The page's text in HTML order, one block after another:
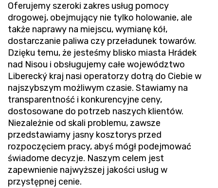
Oferujemy szeroki zakres usług pomocy
drogowej, obejmujący nie tylko holowanie, ale
także naprawy na miejscu, wymianę kół,
dostarczanie paliwa czy przeładunek towarów.
Dzięku temu, że jesteśmy blisko miasta Hrádek
nad Nisou i obsługujemy całe województwo
Liberecký kraj nasi operatorzy dotrą do Ciebie w
najszybszym możliwym czasie. Stawiamy na
transparentność i konkurencyjne ceny,
dostosowane do potrzeb naszych klientów.
Niezależnie od skali problemu, zawsze
przedstawiamy jasny kosztorys przed
rozpoczęciem pracy, abyś mógł podejmować
świadome decyzje. Naszym celem jest
zapewnienie najwyższej jakości usług w
przystępnej cenie.